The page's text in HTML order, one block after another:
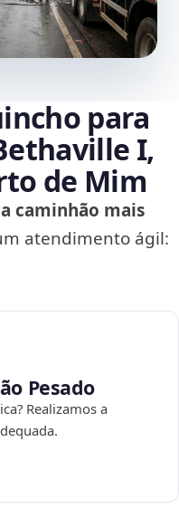
para
I,
de Mim
caminhão mais
atendimento ágil:
Pesado
Realizamos a